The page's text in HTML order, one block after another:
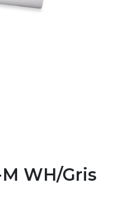
M WH/Gris